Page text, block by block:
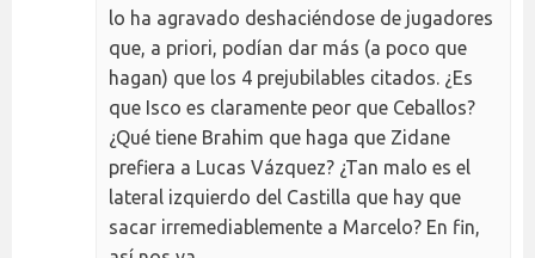
lo ha agravado deshaciéndose de jugadores
que, a priori, podían dar más (a poco que
hagan) que los 4 prejubilables citados. ¿Es
que Isco es claramente peor que Ceballos?
¿Qué tiene Brahim que haga que Zidane
prefiera a Lucas Vázquez? ¿Tan malo es el
lateral izquierdo del Castilla que hay que
sacar irremediablemente a Marcelo? En fin,